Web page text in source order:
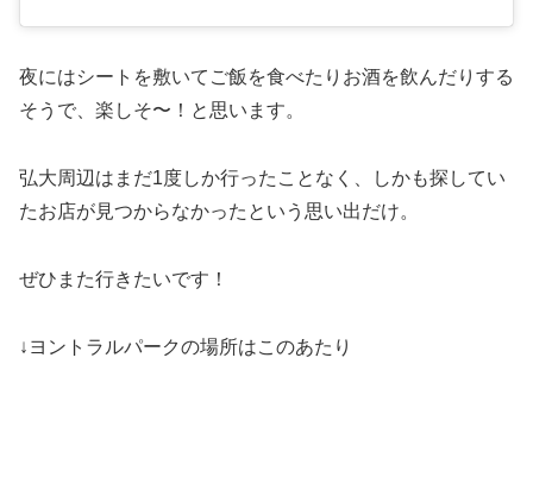
夜にはシートを敷いてご飯を食べたりお酒を飲んだりする
そうで、楽しそ〜！と思います。
弘大周辺はまだ1度しか行ったことなく、しかも探してい
たお店が見つからなかったという思い出だけ。
ぜひまた行きたいです！
↓ヨントラルパークの場所はこのあたり